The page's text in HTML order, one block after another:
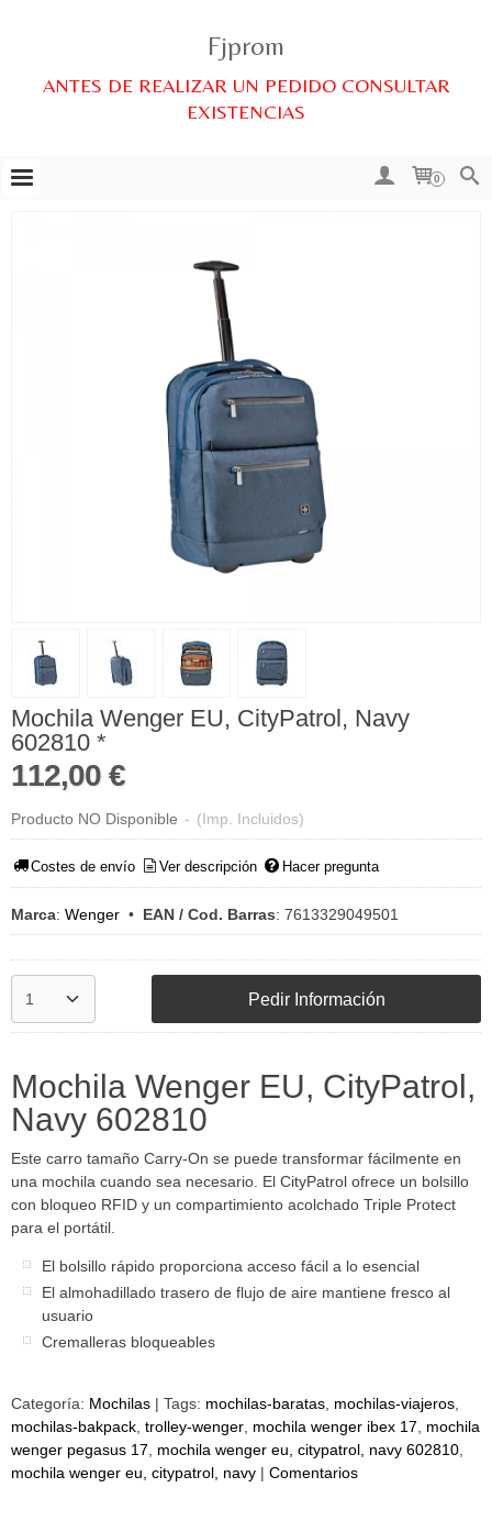
Fjprom
ANTES DE REALIZAR UN PEDIDO CONSULTAR
EXISTENCIAS
0
Mochila Wenger EU, CityPatrol, Navy
602810 *
112,00 €
Producto NO Disponible - (Imp. Incluidos)
Costes de envío Ver descripción Hacer pregunta
Marca: Wenger • EAN / Cod. Barras: 7613329049501
Pedir Información
Mochila Wenger EU, CityPatrol,
Navy 602810
Este carro tamaño Carry-On se puede transformar fácilmente en
una mochila cuando sea necesario. El CityPatrol ofrece un bolsillo
con bloqueo RFID y un compartimiento acolchado Triple Protect
para el portátil.
El bolsillo rápido proporciona acceso fácil a lo esencial
El almohadillado trasero de flujo de aire mantiene fresco al
usuario
Cremalleras bloqueables
Categoría: Mochilas | Tags: mochilas-baratas mochilas-viajeros
mochilas-bakpack trolley-wenger mochila wenger ibex 17
mochila
wenger pegasus 17
mochila wenger eu, citypatrol, navy 602810
mochila wenger eu, citypatrol, navy | Comentarios